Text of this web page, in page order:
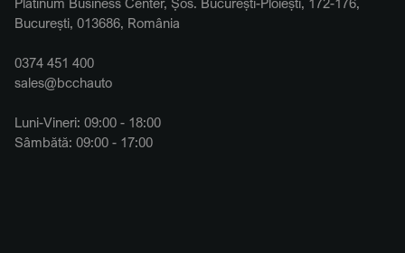
București, 013686, România
0374 451 400
sales@bcchauto
Luni-Vineri: 09:00 - 18:00
Sâmbătă: 09:00 - 17:00